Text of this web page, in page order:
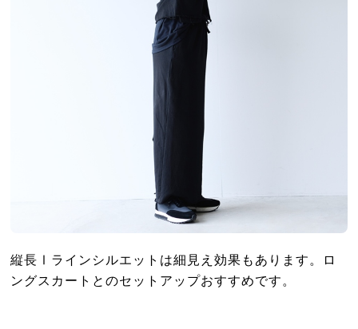
縦長Ⅰラインシルエットは細見え効果もあります。ロ
ングスカートとのセットアップおすすめです。